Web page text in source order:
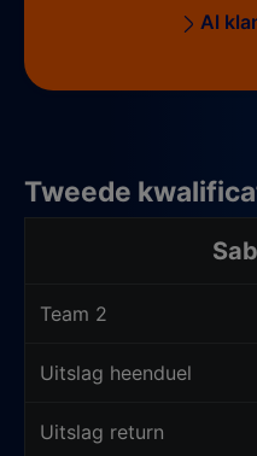
Al
Tweede
Team 2
Uitslag heenduel
Uitslag return